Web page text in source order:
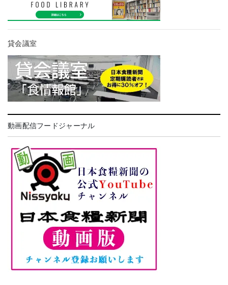
貸会議室
動画配信フードジャーナル